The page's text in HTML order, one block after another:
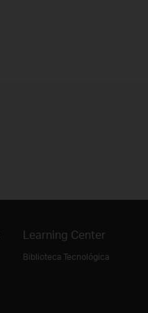
Learning Center
Biblioteca Tecnológica